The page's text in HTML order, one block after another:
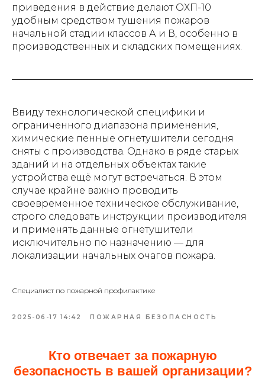
приведения в действие делают ОХП-10
удобным средством тушения пожаров
начальной стадии классов А и В, особенно в
производственных и складских помещениях.
Ввиду технологической специфики и
ограниченного диапазона применения,
химические пенные огнетушители сегодня
сняты с производства. Однако в ряде старых
зданий и на отдельных объектах такие
устройства ещё могут встречаться. В этом
случае крайне важно проводить
своевременное техническое обслуживание,
строго следовать инструкции производителя
и применять данные огнетушители
исключительно по назначению — для
локализации начальных очагов пожара.
Специалист по пожарной профилактике
2025-06-17 14:42 ПОЖАРНАЯ БЕЗОПАСНОСТЬ
Кто отвечает за пожарную
безопасность в вашей организации?